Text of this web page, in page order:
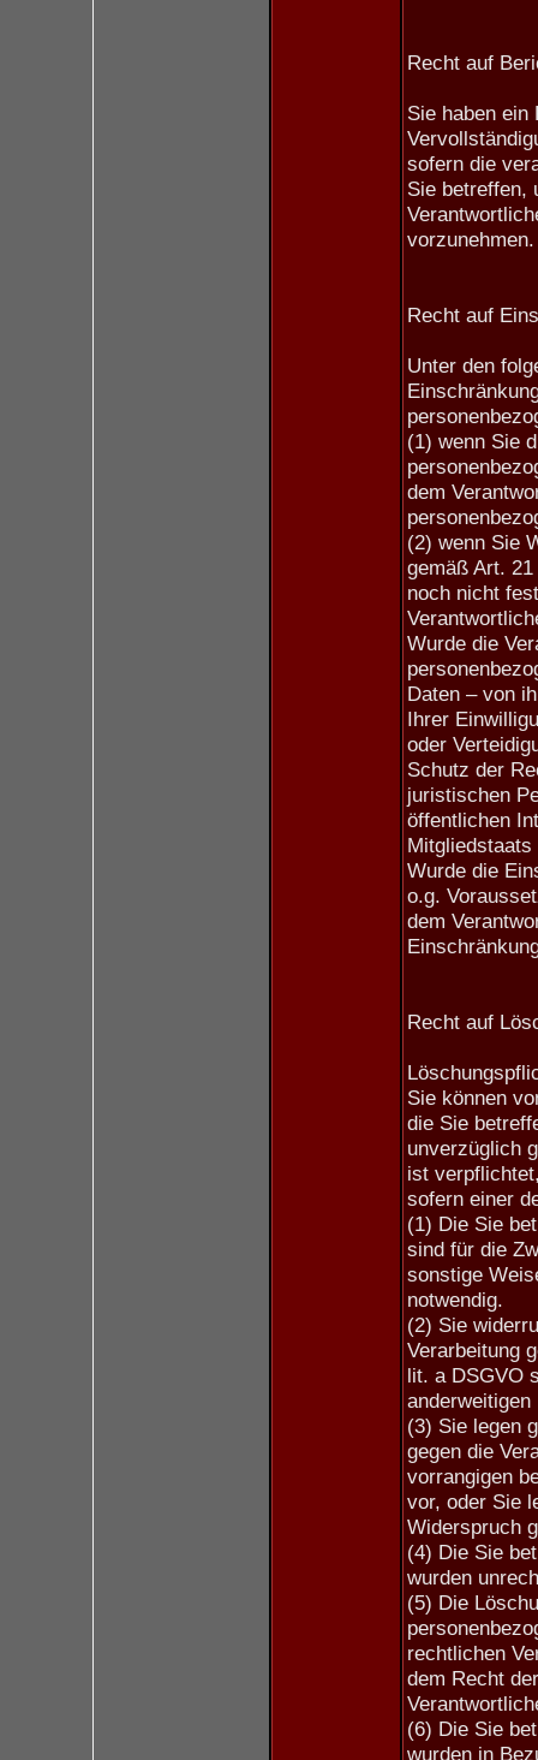
Recht auf
Sie haben ein
sofern die
Sie betreffen,
vorzunehmen.
Recht auf
Unter den
(1) wenn Sie
dem
(2) wenn Sie
gemäß Art.
noch nicht
Wurde die
Daten – von
Ihrer
oder
Schutz der
juristischen
öffentlichen
Wurde die
o.g.
dem
Recht auf
Sie können
die Sie
unverzüglich
ist
sofern einer
(1) Die Sie
sind für die
sonstige
notwendig.
(2) Sie
Verarbeitung
lit. a DSGVO
(3) Sie legen
gegen die
vorrangigen
vor, oder Sie
Widerspruch
(4) Die Sie
wurden
(5) Die
rechtlichen
dem Recht
(6) Die Sie
wurden in